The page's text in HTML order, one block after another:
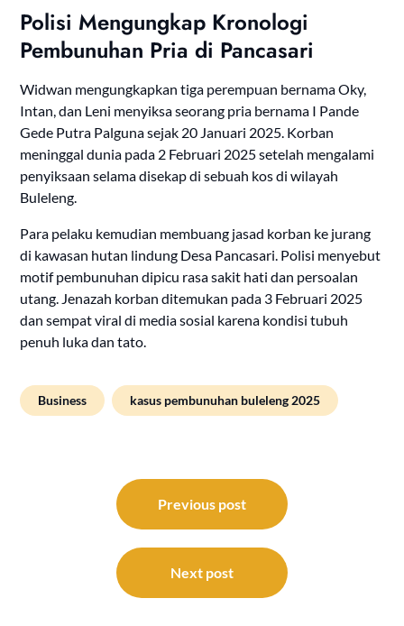
Polisi Mengungkap Kronologi
Pembunuhan Pria di Pancasari
Widwan mengungkapkan tiga perempuan bernama Oky,
Intan, dan Leni menyiksa seorang pria bernama I Pande
Gede Putra Palguna sejak 20 Januari 2025. Korban
meninggal dunia pada 2 Februari 2025 setelah mengalami
penyiksaan selama disekap di sebuah kos di wilayah
Buleleng.
Para pelaku kemudian membuang jasad korban ke jurang
di kawasan hutan lindung Desa Pancasari. Polisi menyebut
motif pembunuhan dipicu rasa sakit hati dan persoalan
utang. Jenazah korban ditemukan pada 3 Februari 2025
dan sempat viral di media sosial karena kondisi tubuh
penuh luka dan tato.
Business kasus pembunuhan buleleng 2025
navigation
Previous post
Next post